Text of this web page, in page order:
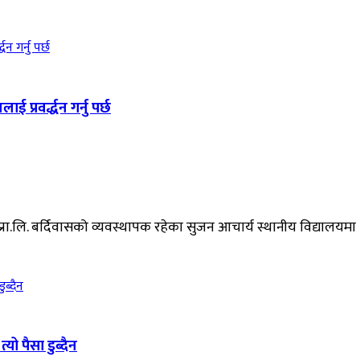
प्रवर्द्धन गर्नु पर्छ
बर्दिवासको व्यवस्थापक रहेका सुजन आचार्य स्थानीय
पैसा डुब्दैन